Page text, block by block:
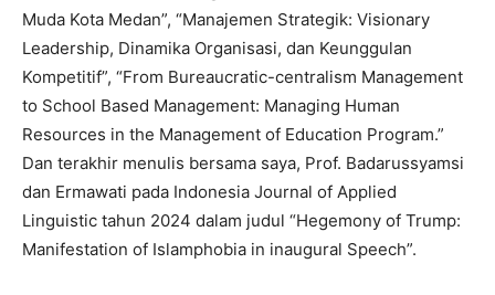
Muda Kota Medan”, “Manajemen Strategik: Visionary
Leadership, Dinamika Organisasi, dan Keunggulan
Kompetitif”, “From Bureaucratic-centralism Management
to School Based Management: Managing Human
Resources in the Management of Education Program.”
Dan terakhir menulis bersama saya, Prof. Badarussyamsi
dan Ermawati pada Indonesia Journal of Applied
Linguistic tahun 2024 dalam judul “Hegemony of Trump:
Manifestation of Islamphobia in inaugural Speech”.